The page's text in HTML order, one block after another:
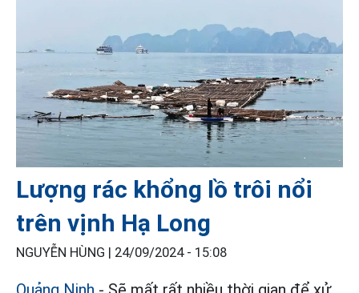
Lượng rác khổng lồ trôi nổi
trên vịnh Hạ Long
NGUYỄN HÙNG | 24/09/2024 - 15:08